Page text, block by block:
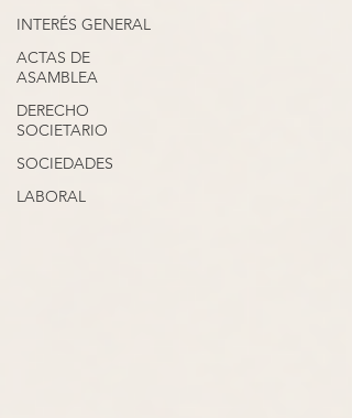
INTERÉS GENERAL
ACTAS DE
ASAMBLEA
DERECHO
SOCIETARIO
SOCIEDADES
LABORAL